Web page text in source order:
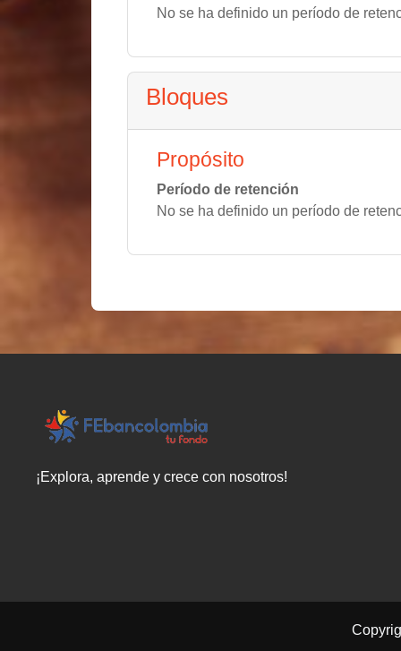
No se ha definido un período de
Bloques
Propósito
Período de retención
No se ha definido un período de
¡Explora, aprende y crece con nosotros!